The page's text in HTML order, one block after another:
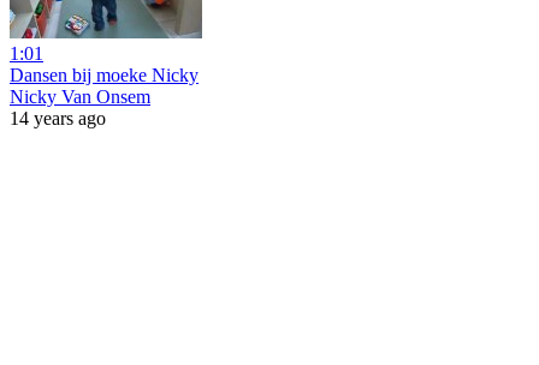
1:01
Dansen bij moeke Nicky
Nicky Van Onsem
14 years ago